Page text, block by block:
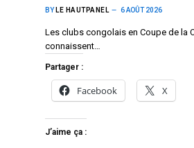
BY LE HAUTPANEL 6 AOÛT 2026
Les clubs congolais en Coupe de la
connaissent…
Partager :
Facebook X
J’aime ça :